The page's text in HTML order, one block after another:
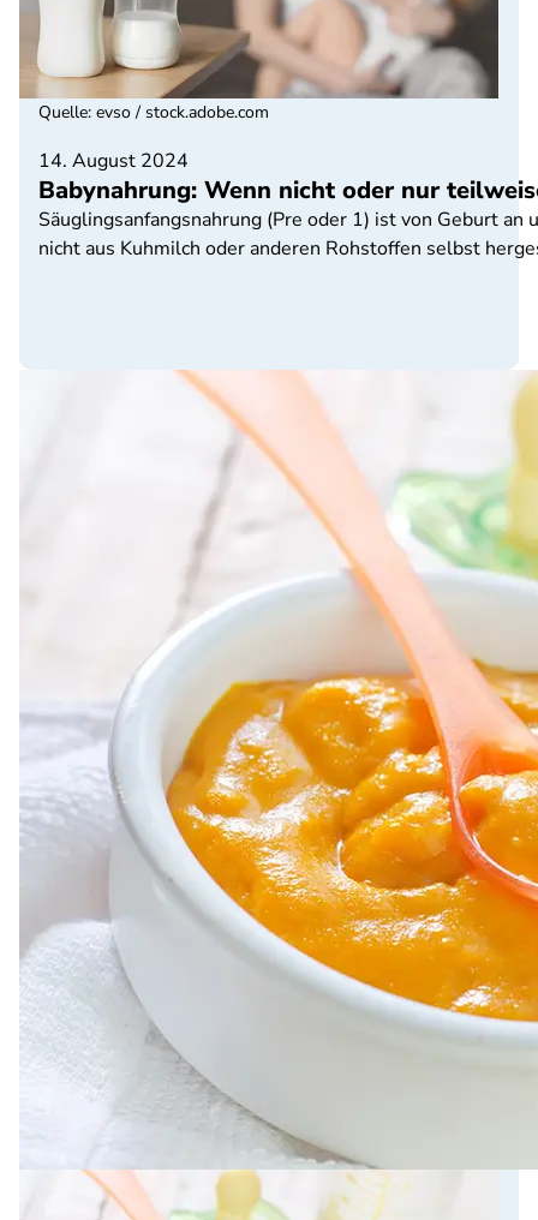
14. August 2024
Babynahrung: Wenn nicht oder nur
Säuglingsanfangsnahrung (Pre oder 1) ist von Geburt
nicht aus Kuhmilch oder anderen Rohstoffen selbst
Quelle: evso / stock.adobe.com